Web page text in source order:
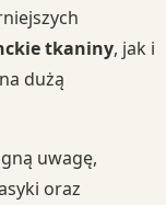
tkaniny, jak i
dużą
uwagę,
oraz